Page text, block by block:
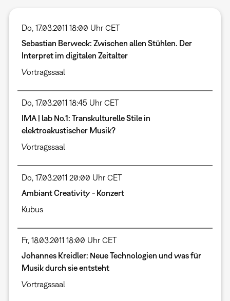
Do, 17.03.2011 18:00 Uhr CET
Sebastian Berweck: Zwischen allen Stühlen. Der
Interpret im digitalen Zeitalter
Vortragssaal
Do, 17.03.2011 18:45 Uhr CET
IMA | lab No.1: Transkulturelle Stile in
elektroakustischer Musik?
Vortragssaal
Do, 17.03.2011 20:00 Uhr CET
Ambiant Creativity - Konzert
Kubus
Fr, 18.03.2011 18:00 Uhr CET
Johannes Kreidler: Neue Technologien und was für
Musik durch sie entsteht
Vortragssaal